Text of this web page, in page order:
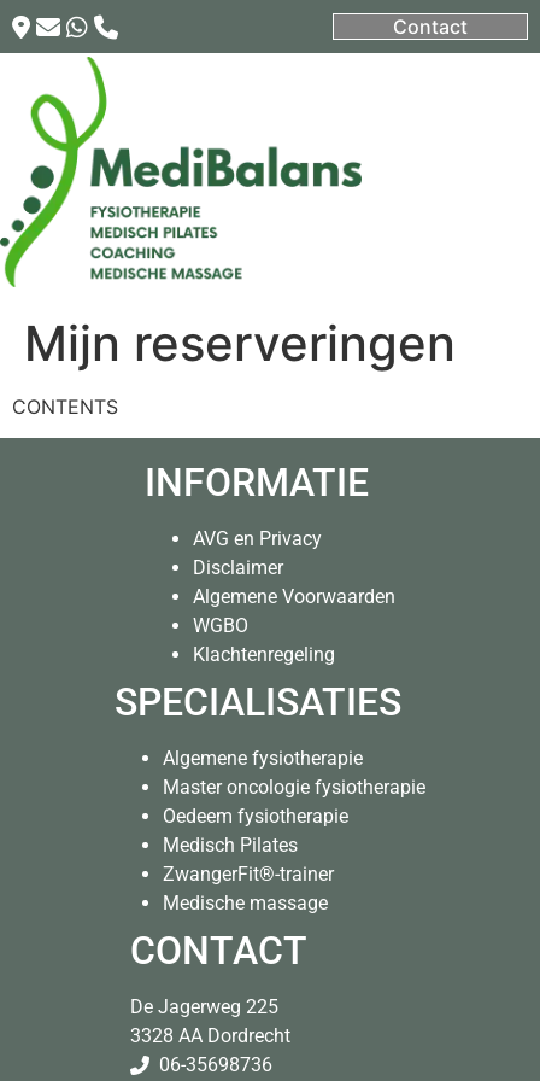
Contact
Mijn reserveringen
CONTENTS
INFORMATIE
AVG en Privacy
Disclaimer
Algemene Voorwaarden
WGBO
Klachtenregeling
SPECIALISATIES
Algemene fysiotherapie
Master oncologie fysiotherapie
Oedeem fysiotherapie
Medisch Pilates
ZwangerFit®-trainer
Medische massage
CONTACT
De Jagerweg 225
3328 AA Dordrecht
06-35698736